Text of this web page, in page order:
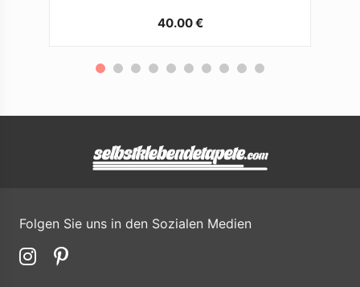
40.00 €
Folgen Sie uns in den Sozialen Medien